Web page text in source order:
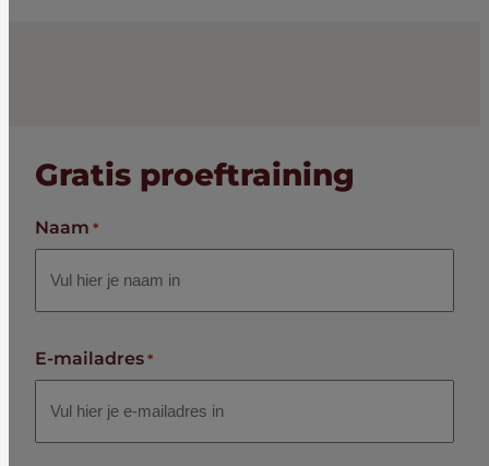
Gratis proeftraining
Naam *
E-mailadres *